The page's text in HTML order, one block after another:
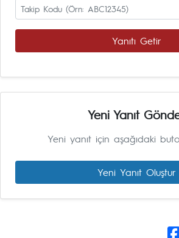
Yanıtı Getir
Yeni Yanıt
Yeni yanıt için aşağıdaki
Yeni Yanıt Oluştur